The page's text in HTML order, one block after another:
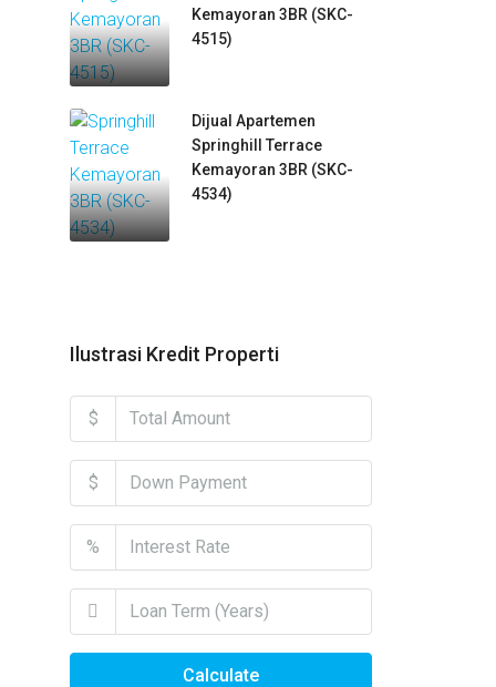
Kemayoran 3BR (SKC-
4515)
Dijual Apartemen
Springhill Terrace
Kemayoran 3BR (SKC-
4534)
Ilustrasi Kredit Properti
$
$
%
Calculate